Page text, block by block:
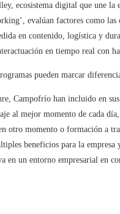
ecosistema digital que une
evalúan factores como
en contenido, logística y
en tiempo real con
pueden marcar
Campofrío han incluido en
al mejor momento de cada
otro momento o formación a
beneficios para la
en un entorno empresarial en